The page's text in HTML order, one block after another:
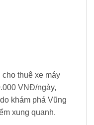
thuê xe máy
VNĐ/ngày,
khám phá Vũng
xung quanh.